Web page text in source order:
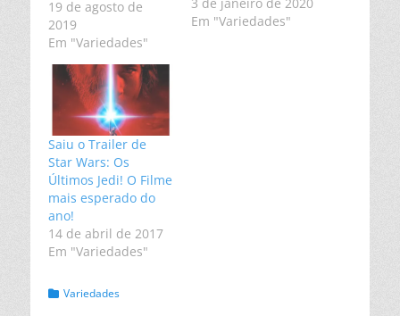
19 de agosto de
2019
Em "Variedades"
Em "Variedades"
Saiu o Trailer de
Star Wars: Os
Últimos Jedi! O Filme
mais esperado do
ano!
14 de abril de 2017
Em "Variedades"
Categorias:
Variedades